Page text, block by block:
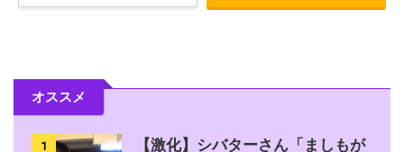
オススメ
1
【激化】シバターさん「ましもが